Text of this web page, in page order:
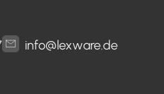
info@lexware.de